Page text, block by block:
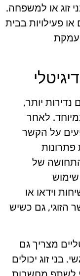
זוג או למשפחה.
או פעילויות בבית
נדירות יותר,
לאחר
על הקשר
פתרונות
של
וידאו או
הזוגי, גם כשיש
מצריך גם
בני זוג יכולים